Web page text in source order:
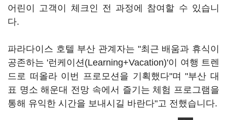
어린이 고객이 체크인 전 과정에 참여할 수 있습니
다.
파라다이스 호텔 부산 관계자는 "최근 배움과 휴식이
공존하는 '런케이션(Learning+Vacation)'이 여행 트렌
드로 떠올라 이번 프로모션을 기획했다"며 "부산 대
표 명소 해운대 전망 속에서 즐기는 체험 프로그램을
통해 유익한 시간을 보내시길 바란다"고 전했습니다.